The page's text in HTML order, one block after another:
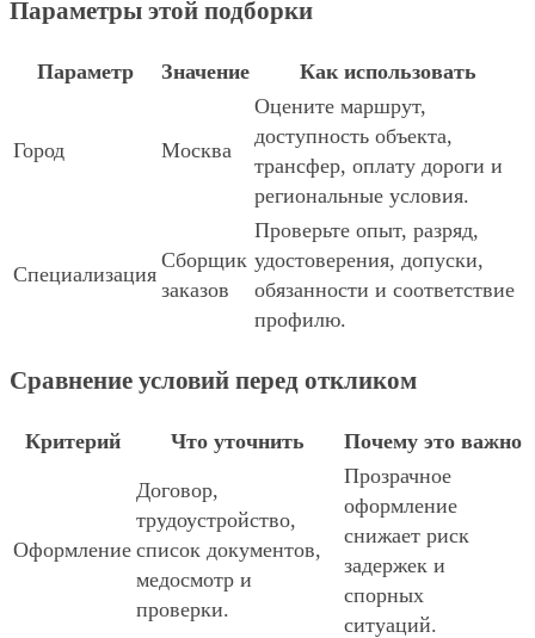
Параметры этой подборки
Параметр Значение Как использовать
Город Москва
Оцените маршрут,
доступность объекта,
трансфер, оплату дороги и
региональные условия.
Специализация
Сборщик
заказов
Проверьте опыт, разряд,
удостоверения, допуски,
обязанности и соответствие
профилю.
Сравнение условий перед откликом
Критерий Что уточнить Почему это важно
Оформление
Договор,
трудоустройство,
список документов,
медосмотр и
проверки.
Прозрачное
оформление
снижает риск
задержек и
спорных
ситуаций.